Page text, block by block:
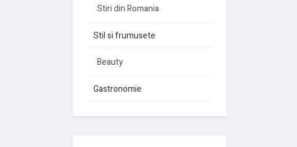
Stiri din Romania
Stil si frumusete
Beauty
Gastronomie